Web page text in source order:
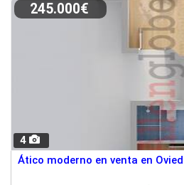
4
245.000€
Ático moderno en venta en